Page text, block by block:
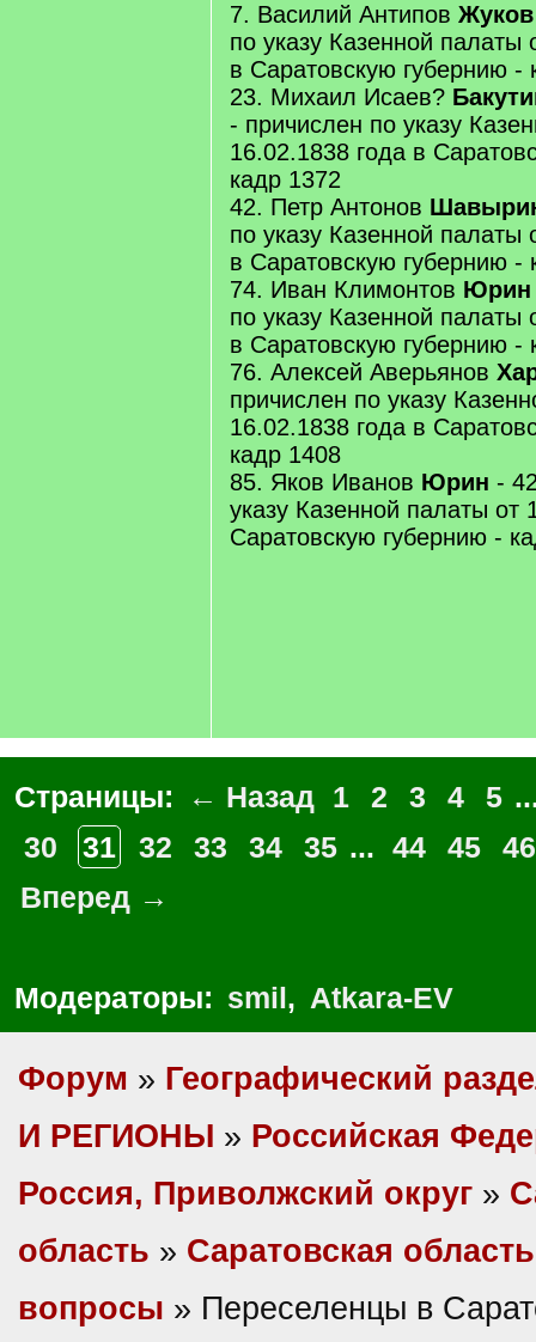
7. Василий Антипов Жуков
по указу Казенной палаты
в Саратовскую губернию -
23. Михаил Исаев?
- причислен по указу
16.02.1838 года в
кадр 1372
42. Петр Антонов
по указу Казенной палаты
в Саратовскую губернию -
74. Иван Климонтов Юрин
по указу Казенной палаты
в Саратовскую губернию -
76. Алексей Аверьянов
причислен по указу
16.02.1838 года в
кадр 1408
85. Яков Иванов Юрин -
указу Казенной палаты от
Саратовскую губернию -
Страницы: ← Назад 1 2 3 4 5
30
31 32 33 34 35 ... 44 45
46
Вперед →
Модераторы: smil, Atkara-EV
Форум » Географический
И РЕГИОНЫ » Российская
Россия, Приволжский округ »
область » Саратовская
вопросы » Переселенцы в